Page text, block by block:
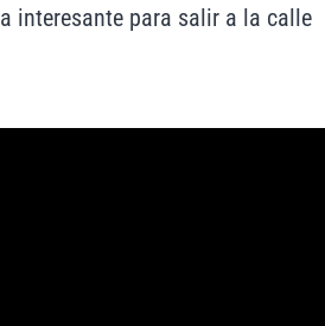
interesante para salir a la calle